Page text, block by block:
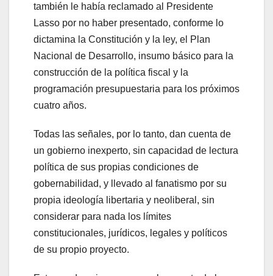
también le había reclamado al Presidente
Lasso por no haber presentado, conforme lo
dictamina la Constitución y la ley, el Plan
Nacional de Desarrollo, insumo básico para la
construcción de la política fiscal y la
programación presupuestaria para los próximos
cuatro años.
Todas las señales, por lo tanto, dan cuenta de
un gobierno inexperto, sin capacidad de lectura
política de sus propias condiciones de
gobernabilidad, y llevado al fanatismo por su
propia ideología libertaria y neoliberal, sin
considerar para nada los límites
constitucionales, jurídicos, legales y políticos
de su propio proyecto.